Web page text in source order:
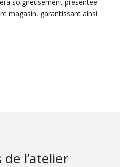
magasin, garantissant ainsi
l’atelier